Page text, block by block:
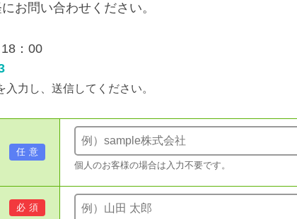
お問い合わせください。
：00
力し、送信してください。
任意
個人のお客様の場合は入力不要です。
必須